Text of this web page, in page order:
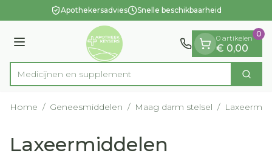
Ga naar de inhoudApothekersadvies Snelle beschikbaarheid
Menu
Product, merk, categorie...
Medic Zoek
0 artikelen
€ 0,00
0
Home / Geneesmiddelen / Maag darm stelsel /
Laxeermiddelen